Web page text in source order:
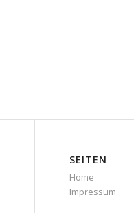
SEITEN
Home
Impressum